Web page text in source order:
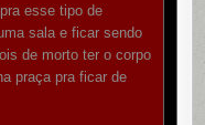
esse tipo de
sala e ficar sendo
de morto ter o corpo
praça pra ficar de